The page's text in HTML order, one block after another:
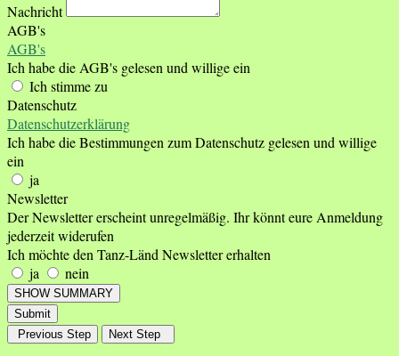
Nachricht
AGB's
AGB's
Ich habe die AGB's gelesen und willige ein
Ich stimme zu
Datenschutz
Datenschutzerklärung
Ich habe die Bestimmungen zum Datenschutz gelesen und willige
ein
ja
Newsletter
Der Newsletter erscheint unregelmäßig. Ihr könnt eure Anmeldung
jederzeit widerufen
Ich möchte den Tanz-Länd Newsletter erhalten
ja
nein
SHOW SUMMARY
Submit
Previous Step
Next Step